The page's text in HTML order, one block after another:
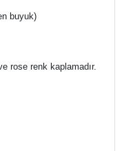
buyuk)
rose renk kaplamadır.